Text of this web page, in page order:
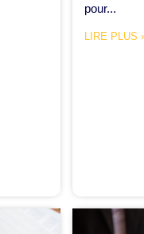
pour...
LIRE PLUS